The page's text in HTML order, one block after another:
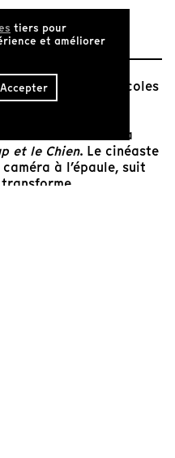
dans l’une des écoles
le comédien
sur les
à travers la
et le Chien. Le cinéaste
à l’épaule, suit
tiers pour
et améliorer
Accepter